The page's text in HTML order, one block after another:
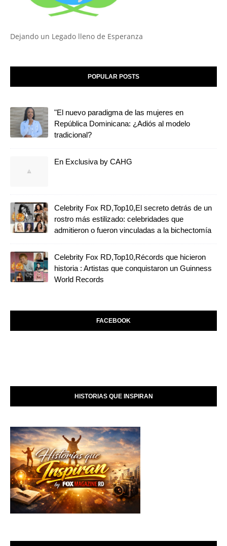
Dejando un Legado lleno de Esperanza
POPULAR POSTS
"El nuevo paradigma de las mujeres en
República Dominicana: ¿Adiós al modelo
tradicional?
En Exclusiva by CAHG
Celebrity Fox RD,Top10,El secreto detrás de un
rostro más estilizado: celebridades que
admitieron o fueron vinculadas a la bichectomía
Celebrity Fox RD,Top10,Récords que hicieron
historia : Artistas que conquistaron un Guinness
World Records
FACEBOOK
HISTORIAS QUE INSPIRAN